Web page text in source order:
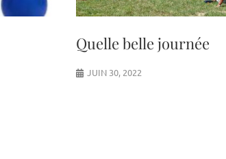
Quelle belle journée
JUIN 30, 2022